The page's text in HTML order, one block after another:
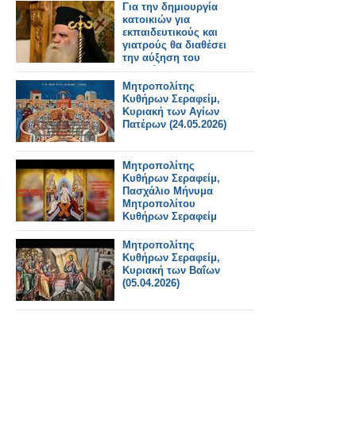
Για την δημιουργία
κατοικιών για
εκπαιδευτικούς και
γιατρούς θα διαθέσει
την αύξηση του
μισθού του ο
Μητροπολίτης
Κυθήρων Σεραφείμ
Μητροπολίτης
Κυθήρων Σεραφείμ,
Κυριακή των Αγίων
Πατέρων (24.05.2026)
Μητροπολίτης
Κυθήρων Σεραφείμ,
Πασχάλιο Μήνυμα
Μητροπολίτου
Κυθήρων Σεραφείμ
Μητροπολίτης
Κυθήρων Σεραφείμ,
Κυριακή των Βαΐων
(05.04.2026)